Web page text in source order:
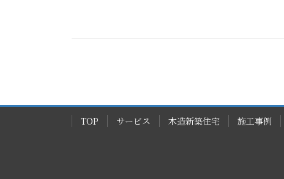
TOP サービス 木造新築住宅 施工事例